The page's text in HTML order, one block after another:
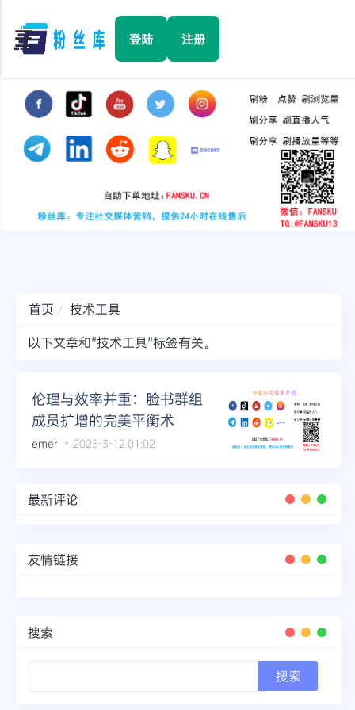
☰ 登陆 注册
Facebook
TikTok
YouTube
Telegram
更多
首页
技术工具
以下文章和"技术工具"标签有关。
伦理与效率并重：脸书群组
成员扩增的完美平衡术
emer 2025-3-12 01:02
最新评论
友情链接
搜索